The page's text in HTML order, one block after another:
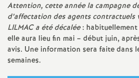
Attention, cette année la campagne
d’affectation des agents contractuels
LILMACa été décalée: habituellement
elle aura lieu fin mai – début juin,
avis. Une information sera faite dans
semaines.